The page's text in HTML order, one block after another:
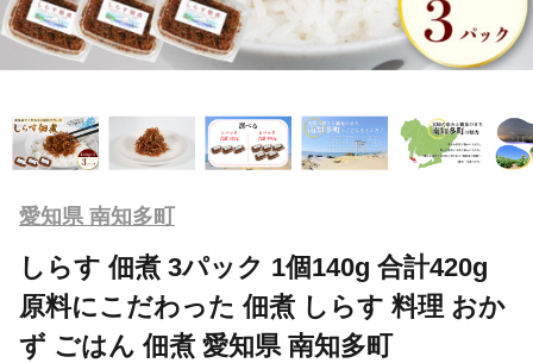
愛知県 南知多町
しらす 佃煮 3パック 1個140g 合計420g
原料にこだわった 佃煮 しらす 料理 おか
ず ごはん 佃煮 愛知県 南知多町